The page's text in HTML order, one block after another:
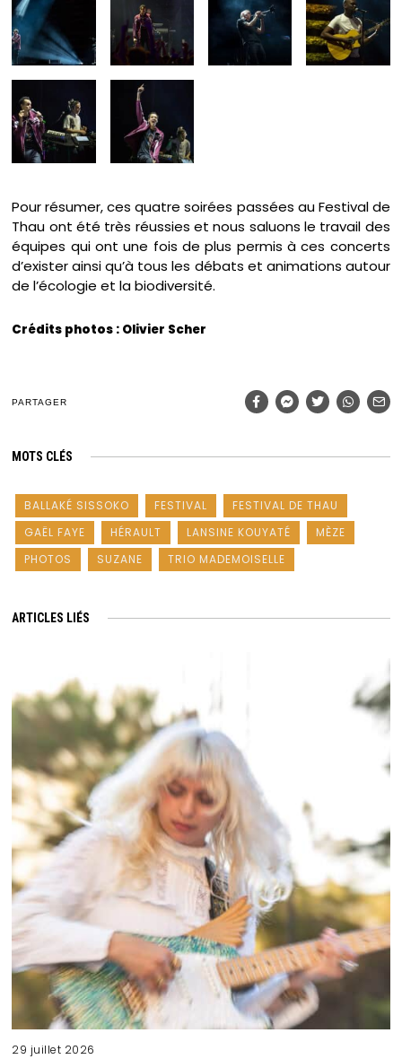
Pour résumer, ces quatre soirées passées au Festival de
Thau ont été très réussies et nous saluons le travail des
équipes qui ont une fois de plus permis à ces concerts
d’exister ainsi qu’à tous les débats et animations autour
de l’écologie et la biodiversité.
Crédits photos : Olivier Scher
PARTAGER
MOTS CLÉS
BALLAKÉ SISSOKO FESTIVAL
FESTIVAL DE THAU
GAËL FAYE
HÉRAULT LANSINE KOUYATÉ
MÈZE
PHOTOS
SUZANE TRIO MADEMOISELLE
ARTICLES LIÉS
29 juillet 2026